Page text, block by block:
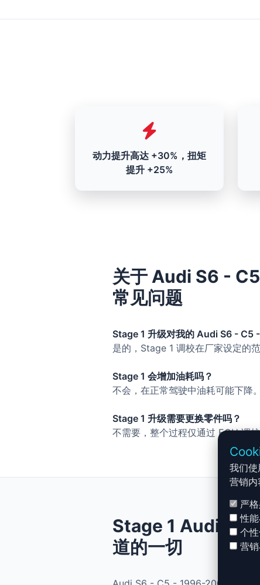
动力提升高达 +30%，扭矩
提升 +25%
关于 Audi S6 -
常见问题
Stage 1 升级对我的 Audi S6 -
是的，Stage 1 调校在厂家设定的
Stage 1 会增加油耗吗？
不会，在正常驾驶中油耗可能下降
Stage 1 升级需要更换零件吗？
不需要，整个过程仅通过 ECU 调
Stage 1 Audi S6
道的一切
我们
营销内
严
性
个
营